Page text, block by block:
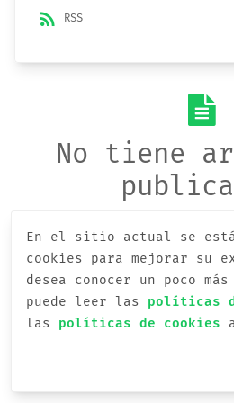
rss_feed RSS
No tiene
En el sitio actual se
cookies para mejorar su
desea conocer un poco
puede leer las políticas
las políticas de cookies